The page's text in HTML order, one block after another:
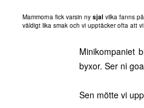
Mammorna fick varsin ny sjal vilka fanns
väldigt lika smak och vi upptäcker ofta att
Minikompaniet
byxor. Ser ni
Sen mötte vi